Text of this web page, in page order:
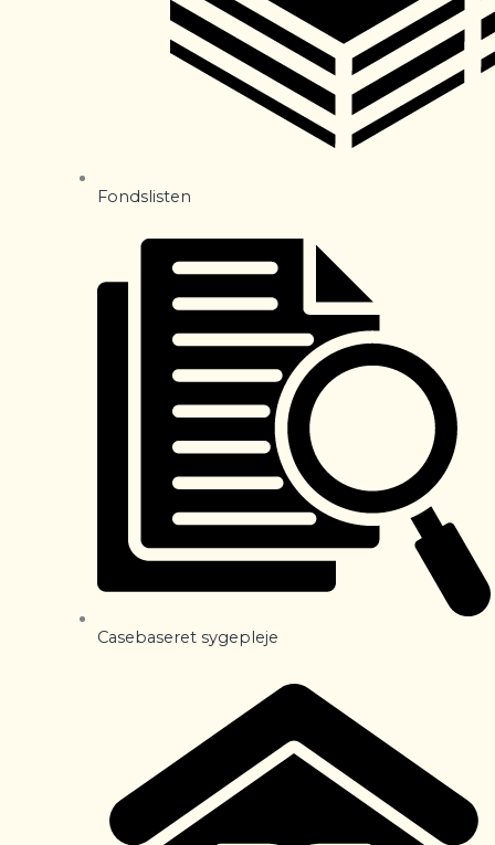
Fondslisten
Casebaseret sygepleje